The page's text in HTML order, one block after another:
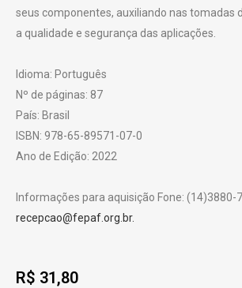
seus componentes, auxiliando nas tomadas
a qualidade e segurança das aplicações.
Idioma: Português
Nº de páginas: 87
País: Brasil
ISBN: 978-65-89571-07-0
Ano de Edição: 2022
Informações para aquisição Fone: (14)3880-
recepcao@fepaf.org.br.
R$ 31,80